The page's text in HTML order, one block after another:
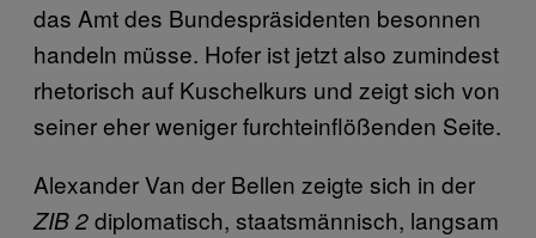
das Amt des Bundespräsidenten besonnen
handeln müsse. Hofer ist jetzt also zumindest
rhetorisch auf Kuschelkurs und zeigt sich von
seiner eher weniger furchteinflößenden Seite.
Alexander Van der Bellen zeigte sich in der
ZIB 2diplomatisch, staatsmännisch, langsam